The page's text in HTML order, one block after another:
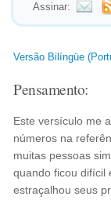
Assinar:
Versão Bilíngüe
Pensamento:
Este versículo me
números na
muitas pessoas
quando ficou difícil
estraçalhou seus